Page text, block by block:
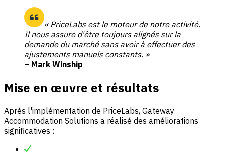
« PriceLabs est le moteur de notre activité.
Il nous assure d'être toujours alignés sur la
demande du marché sans avoir à effectuer des
ajustements manuels constants. »
– Mark Winship
Mise en œuvre et résultats
Après l'implémentation de PriceLabs, Gateway
Accommodation Solutions a réalisé des améliorations
significatives :